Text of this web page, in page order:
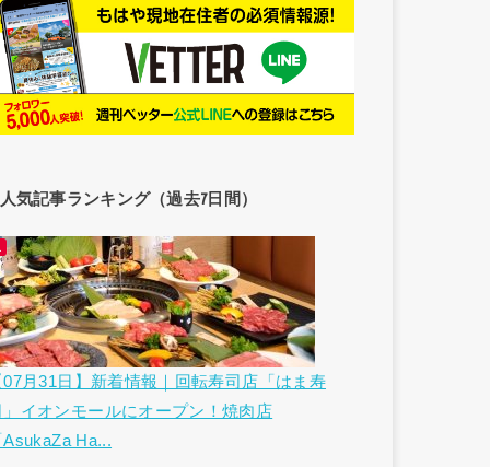
人気記事ランキング（過去7日間）
07月31日】新着情報｜回転寿司店「はま寿
」イオンモールにオープン！焼肉店
AsukaZa Ha...